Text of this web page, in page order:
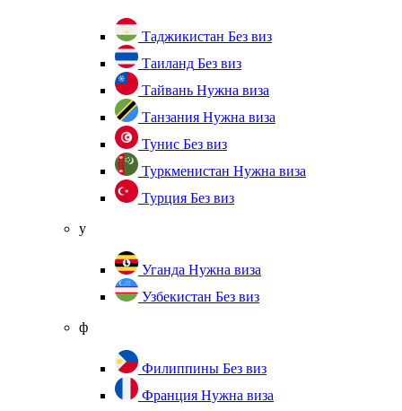
Таджикистан Без виз
Таиланд Без виз
Тайвань Нужна виза
Танзания Нужна виза
Тунис Без виз
Туркменистан Нужна виза
Турция Без виз
у
Уганда Нужна виза
Узбекистан Без виз
ф
Филиппины Без виз
Франция Нужна виза